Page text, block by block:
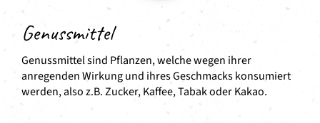
Genussmittel
Genussmittel sind Pflanzen, welche wegen ihrer
anregenden Wirkung und ihres Geschmacks konsumiert
werden, also z.B. Zucker, Kaffee, Tabak oder Kakao.